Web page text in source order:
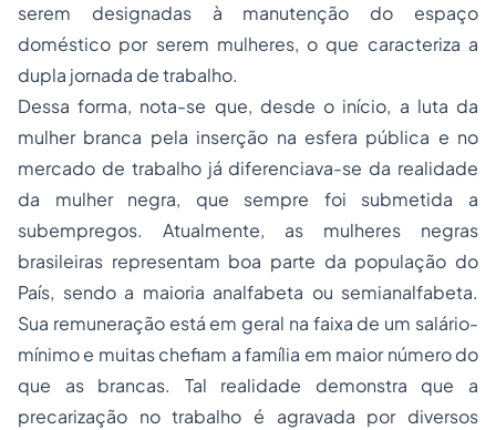
serem designadas à manutenção do espaço
doméstico por serem mulheres, o que caracteriza a
dupla jornada de trabalho.
Dessa forma, nota-se que, desde o início, a luta da
mulher branca pela inserção na esfera pública e no
mercado de trabalho já diferenciava-se da realidade
da mulher negra, que sempre foi submetida a
subempregos. Atualmente, as mulheres negras
brasileiras representam boa parte da população do
País, sendo a maioria analfabeta ou semianalfabeta.
Sua remuneração está em geral na faixa de um salário-
mínimo e muitas chefiam a família em maior número do
que as brancas. Tal realidade demonstra que a
precarização no trabalho é agravada por diversos